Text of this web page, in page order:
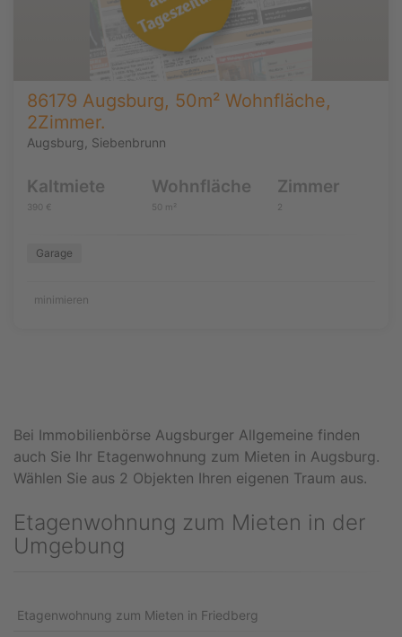
86179 Augsburg, 50m² Wohnfläche,
2Zimmer.
Augsburg, Siebenbrunn
Kaltmiete
390 €
Wohnfläche
50 m²
Zimmer
2
Garage
minimieren
Bei Immobilienbörse Augsburger Allgemeine finden
auch Sie Ihr Etagenwohnung zum Mieten in Augsburg.
Wählen Sie aus 2 Objekten Ihren eigenen Traum aus.
Etagenwohnung zum Mieten in der
Umgebung
Etagenwohnung zum Mieten in Friedberg